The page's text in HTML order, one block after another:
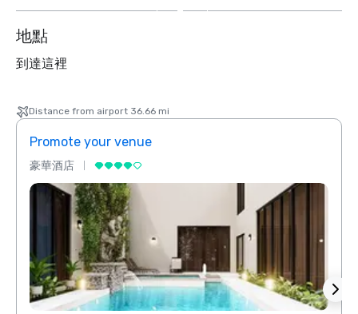
2
地點
到達這裡
Distance from airport 36.66 mi
Promote your venue
豪華酒店